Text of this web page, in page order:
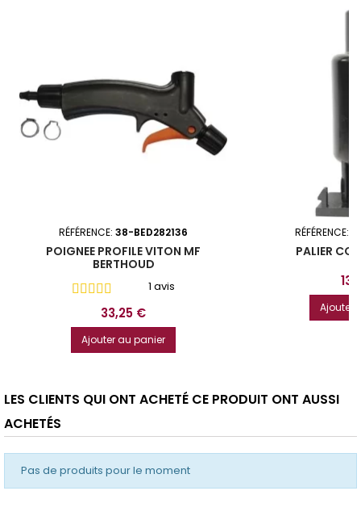
RÉFÉRENCE: 38-BED282136
POIGNEE PROFILE VITON MF
BERTHOUD
1 avis
Prix
33,25 €
Ajouter au panier
RÉFÉRENCE:
PALIER
Prix
Ajouter
LES CLIENTS QUI ONT ACHETÉ CE PRODUIT ONT AUSSI
ACHETÉS
Pas de produits pour le moment